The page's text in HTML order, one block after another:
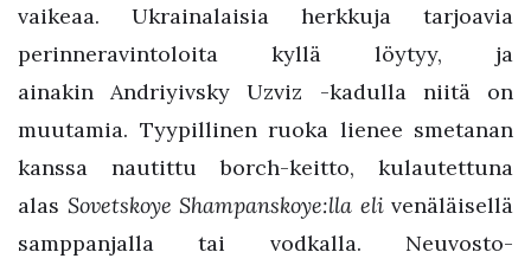
vaikeaa. Ukrainalaisia herkkuja tarjoavia
perinneravintoloita kyllä löytyy, ja
ainakin Andriyivsky Uzviz -kadulla niitä on
muutamia. Tyypillinen ruoka lienee smetanan
kanssa nautittu borch-keitto, kulautettuna
alas Sovetskoye Shampanskoye:lla eli venäläisellä
samppanjalla tai vodkalla. Neuvosto-